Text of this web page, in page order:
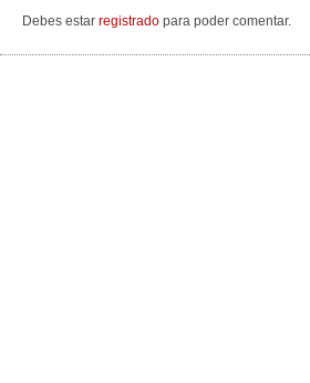
Debes estar registrado para poder comentar.